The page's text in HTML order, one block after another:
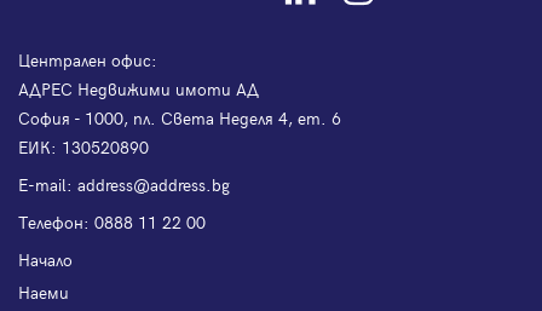
Централен офис:
АДРЕС Недвижими имоти АД
София - 1000, пл. Света Неделя 4, ет. 6
ЕИК: 130520890
Е-mail: address@address.bg
Телефон: 0888 11 22 00
Начало
Наеми